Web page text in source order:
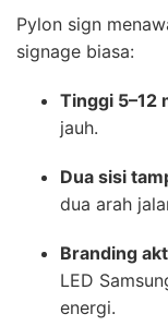
Pylon sign
signage biasa:
Tinggi 5–12
jauh.
Dua sisi
dua arah
Branding
LED
energi.